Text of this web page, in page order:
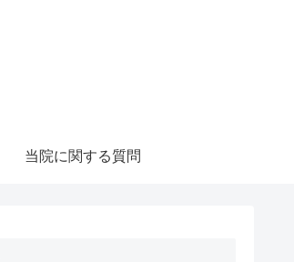
当院に関する質問